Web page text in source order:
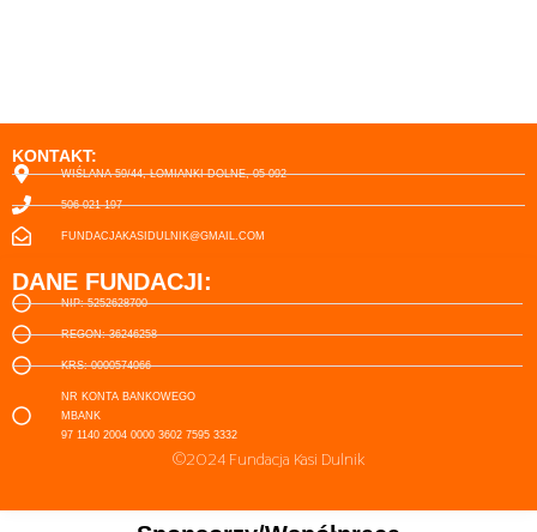
KONTAKT:
WIŚLANA 59/44, ŁOMIANKI DOLNE, 05-092
506-021-197
FUNDACJAKASIDULNIK@GMAIL.COM
DANE FUNDACJI:
NIP: 5252628700
REGON: 36246258
KRS: 0000574066
NR KONTA BANKOWEGO
MBANK
97 1140 2004 0000 3602 7595 3332
©2024 Fundacja Kasi Dulnik